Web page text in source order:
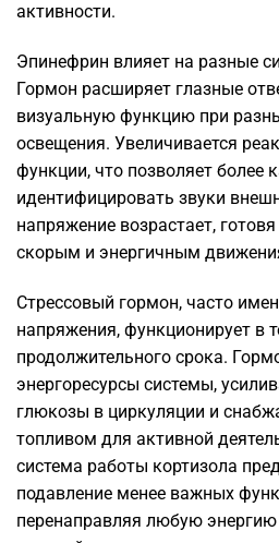
активности.
Эпинефрин влияет на разные
Гормон расширяет глазные
визуальную функцию при
освещения. Увеличивается
функции, что позволяет более
идентифицировать звуки
напряжение возрастает,
скорым и энергичным
Стрессовый гормон, часто
напряжения, функционирует в
продолжительного срока.
энергоресурсы системы,
глюкозы в циркуляции и
топливом для активной
система работы кортизола
подавление менее важных
перенаправляя любую энергию